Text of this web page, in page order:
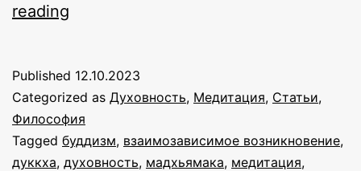
reading
Published 12.10.2023
Categorized as Духовность, Медитация, Статьи,
Философия
Tagged буддизм, взаимозависимое возникновение,
дуккха, духовность, мадхьямака, медитация,